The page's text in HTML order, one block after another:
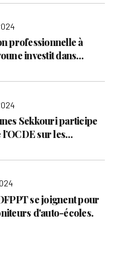
professionnelle à
investit dans
Sekkouri participe
sur les
se joignent pour
d'auto-écoles.